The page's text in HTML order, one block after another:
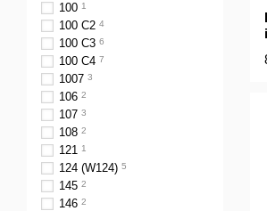
100 1
100 C2 4
100 C3 6
100 C4 7
1007 3
106 2
107 3
108 2
121 1
124 (W124) 5
145 2
146 2